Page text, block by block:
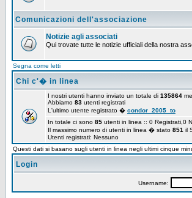
Comunicazioni dell'associazione
Notizie agli associati
Qui trovate tutte le notizie ufficiali della nostra
Segna come letti
Chi c'� in linea
I nostri utenti hanno inviato un totale di 135864
Abbiamo 83 utenti registrati
L'ultimo utente registrato � condor_2005_to
In totale ci sono 85 utenti in linea :: 0 Registrati,0
Il massimo numero di utenti in linea � stato 851 il
Utenti registrati: Nessuno
Questi dati si basano sugli utenti in linea negli ultimi cinque
Login
Username: